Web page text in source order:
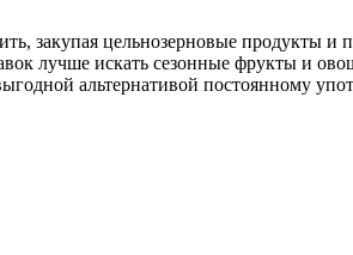
закупая цельнозерновые продукты и
лучше искать сезонные фрукты и
альтернативой постоянному